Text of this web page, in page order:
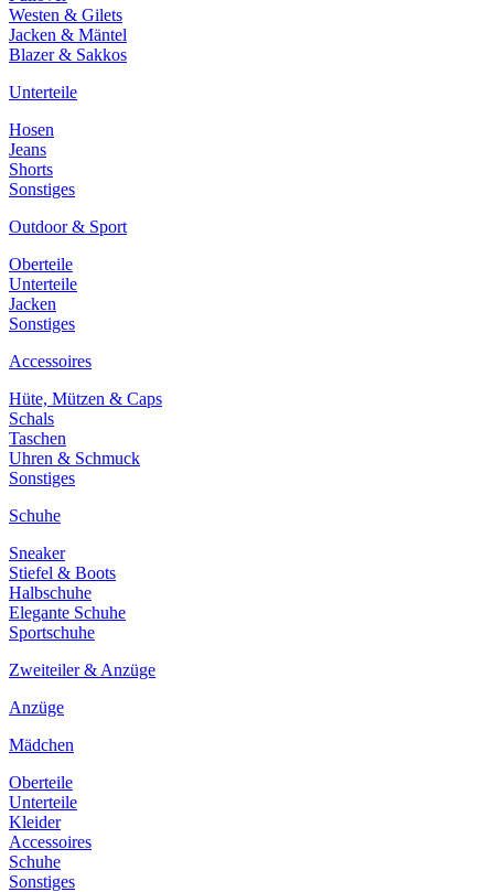
Westen & Gilets
Jacken & Mäntel
Blazer & Sakkos
Unterteile
Hosen
Jeans
Shorts
Sonstiges
Outdoor & Sport
Oberteile
Unterteile
Jacken
Sonstiges
Accessoires
Hüte, Mützen & Caps
Schals
Taschen
Uhren & Schmuck
Sonstiges
Schuhe
Sneaker
Stiefel & Boots
Halbschuhe
Elegante Schuhe
Sportschuhe
Zweiteiler & Anzüge
Anzüge
Mädchen
Oberteile
Unterteile
Kleider
Accessoires
Schuhe
Sonstiges